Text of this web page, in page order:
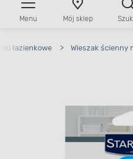
Menu Mój sklep
łazienkowe > Wieszak ścienny